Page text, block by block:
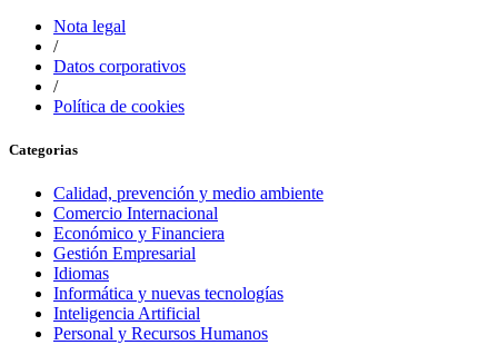
Nota legal
/
Datos corporativos
/
Política de cookies
Categorias
Calidad, prevención y medio ambiente
Comercio Internacional
Económico y Financiera
Gestión Empresarial
Idiomas
Informática y nuevas tecnologías
Inteligencia Artificial
Personal y Recursos Humanos